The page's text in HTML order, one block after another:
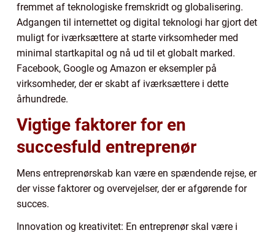
fremmet af teknologiske fremskridt og globalisering.
Adgangen til internettet og digital teknologi har gjort det
muligt for iværksættere at starte virksomheder med
minimal startkapital og nå ud til et globalt marked.
Facebook, Google og Amazon er eksempler på
virksomheder, der er skabt af iværksættere i dette
århundrede.
Vigtige faktorer for en
succesfuld entreprenør
Mens entreprenørskab kan være en spændende rejse, er
der visse faktorer og overvejelser, der er afgørende for
succes.
Innovation og kreativitet: En entreprenør skal være i